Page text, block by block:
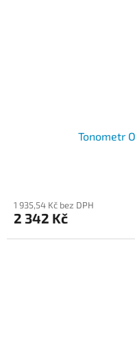
Tonometr
1 935,54 Kč bez DPH
2 342 Kč